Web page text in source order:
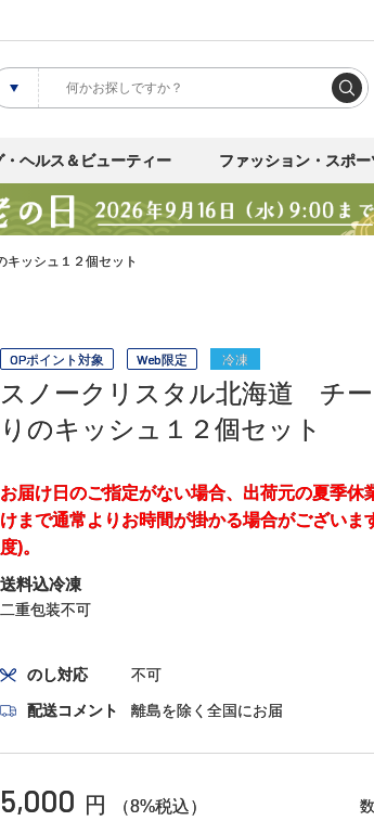
・ヘルス＆ビューティー ファッション・スポー
ッシュ１２個セット
OPポイント対象 Web限定 冷凍
スノークリスタル北海道 チ
りのキッシュ１２個セット
お届け日のご指定がない場合、出荷元の夏季休
けまで通常よりお時間が掛かる場合がございま
度)。
送料込冷凍
二重包装不可
のし対応 不可
配送コメント 離島を除く全国にお届
5,000 円 （8%税込）